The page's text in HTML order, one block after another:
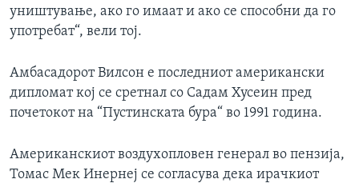
уништување, ако го имаат и ако се способни да го
употребат“, вели тој.
Амбасадорот Вилсон е последниот американски
дипломат кој се сретнал со Садам Хусеин пред
почетокот на “Пустинската бура“ во 1991 година.
Американскиот воздухопловен генерал во пензија,
Томас Мек Инернеј се согласува дека ирачкиот